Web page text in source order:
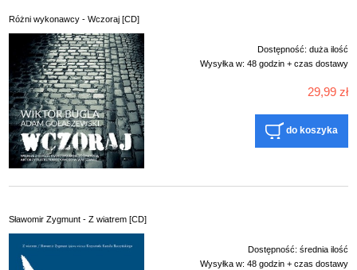
Różni wykonawcy - Wczoraj [CD]
Dostępność: duża ilość
Wysyłka w: 48 godzin + czas dostawy
29,99 zł
do koszyka
Sławomir Zygmunt - Z wiatrem [CD]
Dostępność: średnia ilość
Wysyłka w: 48 godzin + czas dostawy